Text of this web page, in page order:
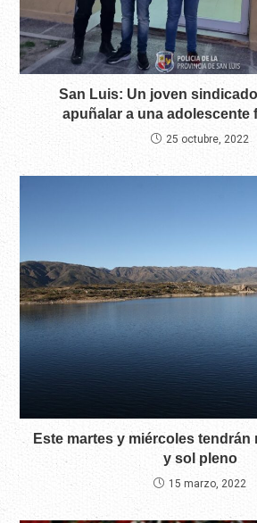
San Luis: Un joven
apuñalar a una adolescente
25 octubre, 2022
Este martes y miércoles tendrán
y sol pleno
15 marzo, 2022